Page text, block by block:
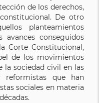
de los derechos,
De otro
planteamientos
conseguidos
Corte Constitucional,
de los movimientos
la sociedad civil en las
reformistas que han
sociales en materia